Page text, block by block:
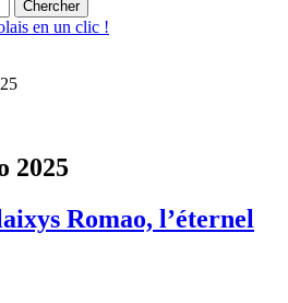
2025
Romao, l’éternel